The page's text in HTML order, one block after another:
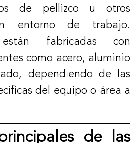
de pellizco u otros
entorno de trabajo.
están fabricadas con
como acero, aluminio
dependiendo de las
del equipo o área a
de las